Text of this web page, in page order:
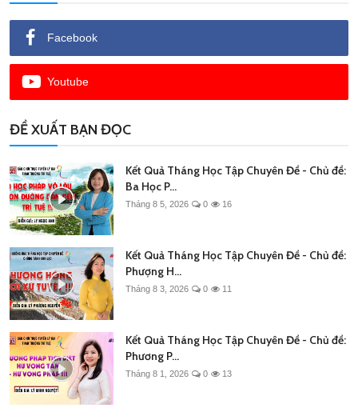
Facebook
Youtube
ĐỀ XUẤT BẠN ĐỌC
Kết Quả Tháng Học Tập Chuyên Đề - Chủ đề:
Ba Học P...
Tháng 8 5, 2026 0 16
Kết Quả Tháng Học Tập Chuyên Đề - Chủ đề:
Phượng H...
Tháng 8 3, 2026 0 11
Kết Quả Tháng Học Tập Chuyên Đề - Chủ đề:
Phương P...
Tháng 8 1, 2026 0 13